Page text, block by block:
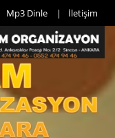
Mp3 Dinle İletişim